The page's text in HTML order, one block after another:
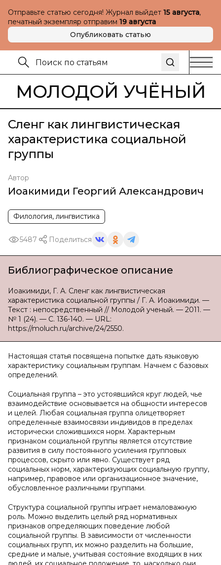
Отправьте статью сегодня! Журнал выйдет 15 августа,
печатный экземпляр отправим 19 августа
Опубликовать статью
МОЛОДОЙ УЧЁНЫЙ
Сленг как лингвистическая
характеристика социальной
группы
Автор
Иоакимиди Георгий Александрович
Филология, лингвистика
5487 Поделиться
Библиографическое описание
Иоакимиди, Г. А. Сленг как лингвистическая
характеристика социальной группы / Г. А. Иоакимиди. —
Текст : непосредственный // Молодой ученый. — 2011. —
№ 1 (24). — С. 136-140. — URL:
https://moluch.ru/archive/24/2550.
Настоящая статья посвящена попытке дать языковую
характеристику социальным группам. Начнем с базовых
определений.
Социальная группа – это устоявшийся круг людей, чье
взаимодействие основывается на общности интересов
и целей. Любая социальная группа олицетворяет
определенные взаимосвязи индивидов в пределах
исторически сложившихся норм. Характерным
признаком социальной группы является отсутствие
развития в силу постоянного усиления групповых
процессов, скрыто или явно. Существует ряд
социальных норм, характеризующих социальную группу,
например, правовое или организационное значение,
обусловленное различными группами.
Структура социальной группы играет немаловажную
роль. Можно выделить целый ряд нормативных
признаков определяющих поведение любой
социальной группы. В зависимости от численности
социальных групп, их можно разделить на большие,
средние и малые, учитывая состояние входящих в них